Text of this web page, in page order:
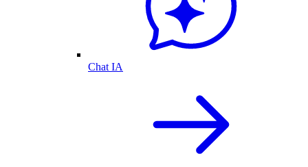
Chat IA